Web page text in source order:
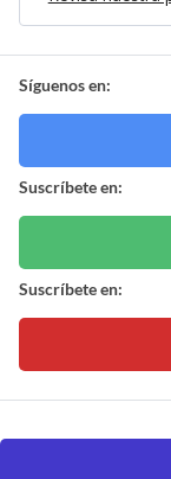
Síguenos en:
Suscríbete en:
Suscríbete en: